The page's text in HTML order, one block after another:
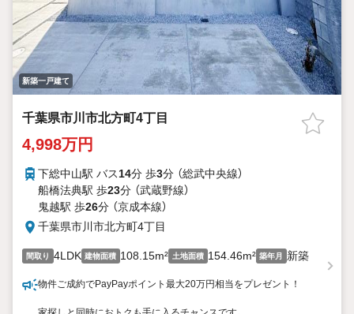
新築一戸建て
千葉県市川市北方町4丁目
4,998万円
下総中山駅 バス14分 歩3分 （総武中央線）
船橋法典駅 歩23分 （武蔵野線）
鬼越駅 歩26分 （京成本線）
千葉県市川市北方町4丁目
間取り 4LDK 建物面積 108.15m² 土地面積 154.46m² 築年月 新築
物件ご成約でPayPayポイント最大20万円相当をプレゼント！